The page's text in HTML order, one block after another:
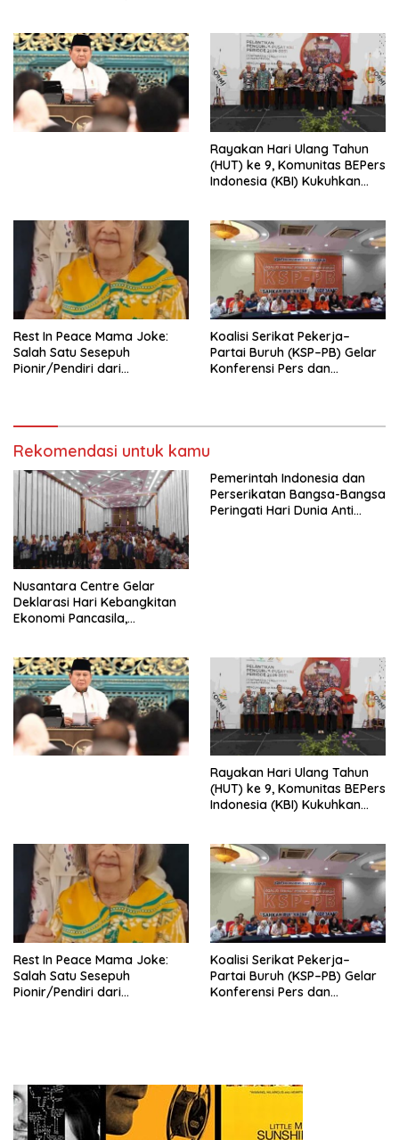
Penjajahan (Pergolakan
Ekonomi Politik Indonesia) &
Simposium Nasional “Urgensi
Undang-Undang
Perekonomian Nasional dan
Kesejahteraan Sosial dalam
Rayakan Hari Ulang Tahun
(HUT) ke 9, Komunitas BEPers
Indonesia (KBI) Kukuhkan
Tema: “Penguatan dan
Pengembangan Organisasi
KBI yang Berbasis Riset di
seluruh Indonesia dan
Mancanegara”.
Rest In Peace Mama Joke:
Salah Satu Sesepuh
Pionir/Pendiri dari
Kasih Allah.
Koalisi Serikat Pekerja–
Partai Buruh (KSP–PB) Gelar
Konferensi Pers dan
RUU Ketenagakerjaan Baru.
Rekomendasi untuk kamu
Nusantara Centre Gelar
Deklarasi Hari Kebangkitan
Ekonomi Pancasila,
Penjajahan (Pergolakan
Ekonomi Politik Indonesia) &
Simposium Nasional “Urgensi
Undang-Undang
Perekonomian Nasional dan
Kesejahteraan Sosial dalam
Pemerintah Indonesia dan
Perserikatan Bangsa-Bangsa
Peringati Hari Dunia Anti
Rayakan Hari Ulang Tahun
(HUT) ke 9, Komunitas BEPers
Indonesia (KBI) Kukuhkan
Tema: “Penguatan dan
Pengembangan Organisasi
KBI yang Berbasis Riset di
seluruh Indonesia dan
Mancanegara”.
Rest In Peace Mama Joke:
Salah Satu Sesepuh
Pionir/Pendiri dari
Koalisi Serikat Pekerja–
Partai Buruh (KSP–PB) Gelar
Konferensi Pers dan